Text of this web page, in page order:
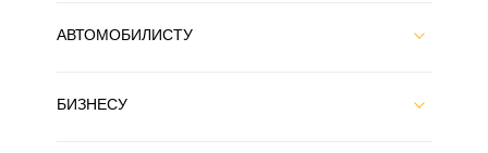
АВТОМОБИЛИСТУ
БИЗНЕСУ